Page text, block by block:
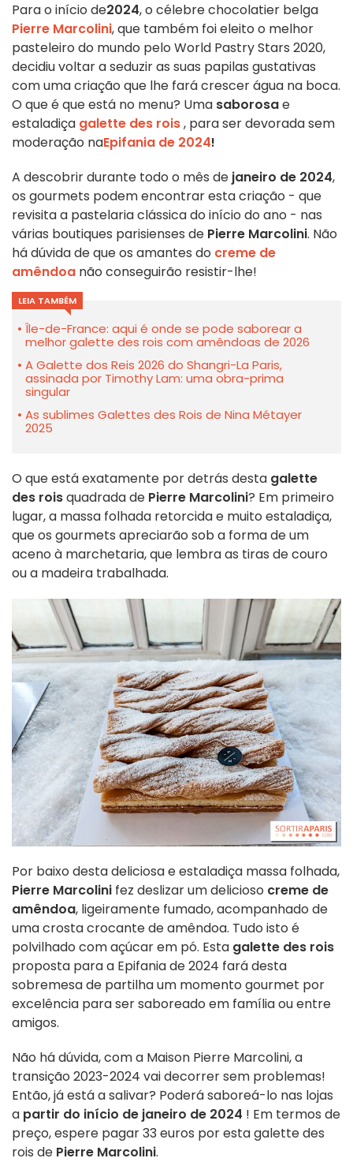
Para o início de2024, o célebre chocolatier belga
Pierre Marcolini, que também foi eleito o melhor
pasteleiro do mundo pelo World Pastry Stars 2020,
decidiu voltar a seduzir as suas papilas gustativas
com uma criação que lhe fará crescer água na boca.
O que é que está no menu? Uma saborosae
estaladiça galette des rois, para ser devorada sem
moderação naEpifania de 2024!
A descobrir durante todo o mês de janeiro de 2024,
os gourmets podem encontrar esta criação - que
revisita a pastelaria clássica do início do ano - nas
várias boutiques parisienses de Pierre Marcolini. Não
há dúvida de que os amantes do creme de
amêndoa não conseguirão resistir-lhe!
LEIA TAMBÉM
Île-de-France: aqui é onde se pode saborear a
melhor galette des rois com amêndoas de 2026
A Galette dos Reis 2026 do Shangri-La Paris,
assinada por Timothy Lam: uma obra-prima
singular
As sublimes Galettes des Rois de Nina Métayer
2025
O que está exatamente por detrás desta galette
des roisquadrada de Pierre Marcolini? Em primeiro
lugar, a massa folhada retorcida e muito estaladiça,
que os gourmets apreciarão sob a forma de um
aceno à marchetaria, que lembra as tiras de couro
ou a madeira trabalhada.
Por baixo desta deliciosa e estaladiça massa folhada,
Pierre Marcolini fez deslizar um delicioso creme de
amêndoa, ligeiramente fumado, acompanhado de
uma crosta crocante de amêndoa. Tudo isto é
polvilhado com açúcar em pó. Esta galette des rois
proposta para a Epifania de 2024 fará desta
sobremesa de partilha um momento gourmet por
excelência para ser saboreado em família ou entre
amigos.
Não há dúvida, com a Maison Pierre Marcolini, a
transição 2023-2024 vai decorrer sem problemas!
Então, já está a salivar? Poderá saboreá-lo nas lojas
a partir do início de janeiro de 2024 ! Em termos de
preço, espere pagar 33 euros por esta galette des
rois de Pierre Marcolini.